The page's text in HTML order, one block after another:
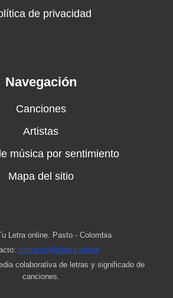
de privacidad
Navegación
Canciones
Artistas
música por sentimiento
Mapa del sitio
Letra online. Pasto - Colombia
contacto@tuletra.online
colaborativa de letras y significado de
canciones.